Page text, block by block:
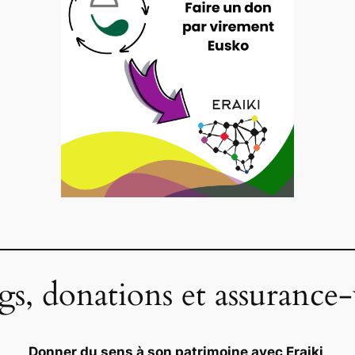
donations et
Donner du sens à son patrimoine avec Eraiki